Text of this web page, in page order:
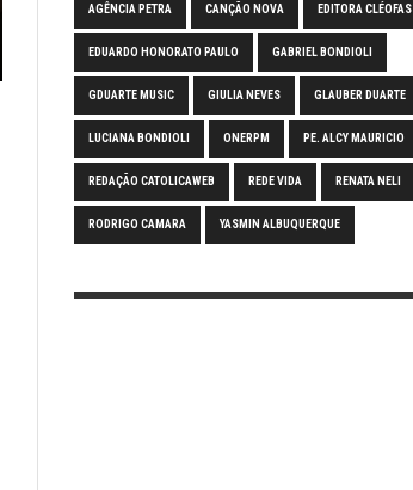
AGÊNCIA PETRA CANÇÃO NOVA EDITORA CLÉOFAS
EDUARDO HONORATO PAULO GABRIEL BONDIOLI
GDUARTE MUSIC GIULIA NEVES GLAUBER DUARTE
LUCIANA BONDIOLI ONERPM PE. ALCY MAURICIO
REDAÇÃO CATOLICAWEB REDE VIDA RENATA NELI
RODRIGO CAMARA YASMIN ALBUQUERQUE